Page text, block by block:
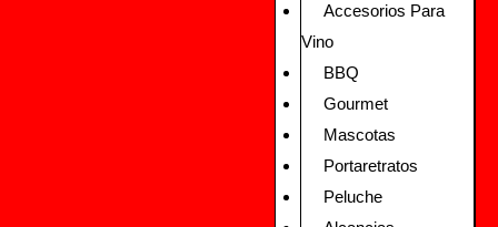
Accesorios Para
Vino
BBQ
Gourmet
Mascotas
Portaretratos
Peluche